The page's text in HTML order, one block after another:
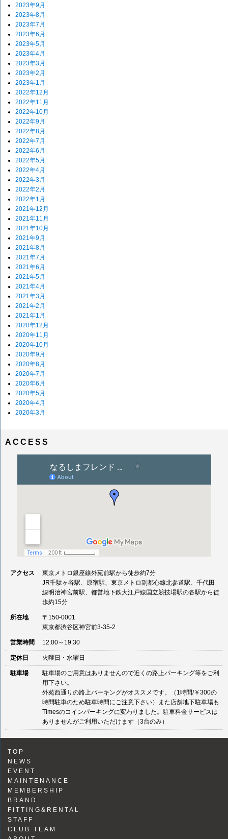
2023年9月
2023年8月
2023年7月
2023年6月
2023年5月
2023年4月
2023年3月
2023年2月
2023年1月
2022年12月
2022年11月
2022年10月
2022年9月
2022年8月
2022年7月
2022年6月
2022年5月
2022年4月
2022年3月
2022年2月
2022年1月
2021年12月
2021年11月
2021年10月
2021年9月
2021年8月
2021年7月
2021年6月
2021年5月
2021年4月
2021年3月
2021年2月
2021年1月
2020年12月
2020年11月
2020年10月
2020年9月
2020年8月
2020年7月
2020年6月
2020年5月
2020年4月
2020年3月
ACCESS
アクセス
東京メトロ銀座線外苑前駅から徒歩約7分
JR千駄ヶ谷駅、原宿駅、東京メトロ副都心線北参道駅、千代田
線明治神宮前駅、都営地下鉄大江戸線国立競技場駅の各駅から徒
歩約15分
所在地
〒150-0001
東京都渋谷区神宮前3-35-2
営業時間 12:00～19:30
定休日 火曜日・水曜日
駐車場
駐車場のご用意はありませんので近くの路上パーキング等をご利
用下さい。
外苑西通りの路上パーキングがオススメです。（1時間/￥300の
時間駐車のため駐車時間にご注意下さい）また店舗地下駐車場も
Timesのコインパーキングに変わりました。駐車料金サービスは
ありませんがご利用いただけます（3台のみ）
TOP
NEWS
EVENT
MAINTENANCE
MEMBERSHIP
BRAND
FITTING&RENTAL
STAFF
CLUB TEAM